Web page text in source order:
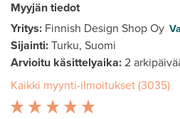
Myyjän tiedot
Yritys: Finnish Design Shop Oy
Sijainti: Turku, Suomi
Arvioitu käsittelyaika: 2
Kaikki myynti-ilmoitukset (3035)